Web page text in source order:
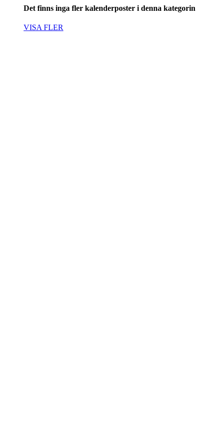
Det finns inga fler kalenderposter i denna kategorin
VISA FLER